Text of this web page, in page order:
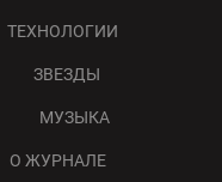
ТЕХНОЛОГИИ
ЗВЕЗДЫ
МУЗЫКА
О ЖУРНАЛЕ